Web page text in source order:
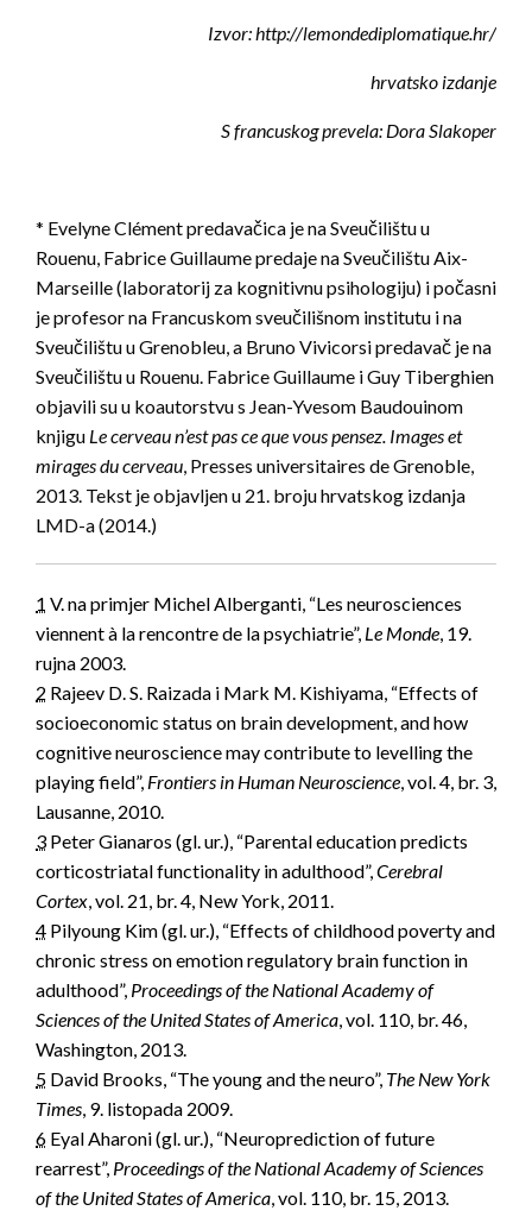
Izvor: http://lemondediplomatique.hr/
hrvatsko izdanje
S francuskog prevela: Dora Slakoper
* Evelyne Clément predavačica je na Sveučilištu u
Rouenu, Fabrice Guillaume predaje na Sveučilištu Aix-
Marseille (laboratorij za kognitivnu psihologiju) i počasni
je profesor na Francuskom sveučilišnom institutu i na
Sveučilištu u Grenobleu, a Bruno Vivicorsi predavač je na
Sveučilištu u Rouenu. Fabrice Guillaume i Guy Tiberghien
objavili su u koautorstvu s Jean-Yvesom Baudouinom
knjigu Le cerveau n’est pas ce que vous pensez. Images et
mirages du cerveau, Presses universitaires de Grenoble,
2013. Tekst je objavljen u 21. broju hrvatskog izdanja
LMD-a (2014.)
1 V. na primjer Michel Alberganti, “Les neurosciences
viennent à la rencontre de la psychiatrie”, Le Monde, 19.
rujna 2003.
2 Rajeev D. S. Raizada i Mark M. Kishiyama, “Effects of
socioeconomic status on brain development, and how
cognitive neuroscience may contribute to levelling the
playing field”, Frontiers in Human Neuroscience, vol. 4, br. 3,
Lausanne, 2010.
3 Peter Gianaros (gl. ur.), “Parental education predicts
corticostriatal functionality in adulthood”,Cerebral
Cortex, vol. 21, br. 4, New York, 2011.
4 Pilyoung Kim (gl. ur.), “Effects of childhood poverty and
chronic stress on emotion regulatory brain function in
adulthood”, Proceedings of the National Academy of
Sciences of the United States of America, vol. 110, br. 46,
Washington, 2013.
5 David Brooks, “The young and the neuro”, The New York
Times, 9. listopada 2009.
6 Eyal Aharoni (gl. ur.), “Neuroprediction of future
rearrest”, Proceedings of the National Academy of Sciences
of the United States of America, vol. 110, br. 15, 2013.